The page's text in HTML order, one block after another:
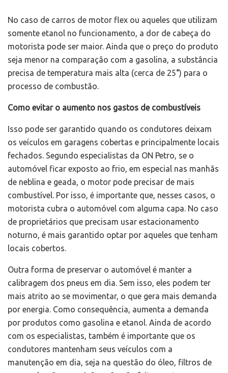
No caso de carros de motor flex ou aqueles que utilizam
somente etanol no funcionamento, a dor de cabeça do
motorista pode ser maior. Ainda que o preço do produto
seja menor na comparação com a gasolina, a substância
precisa de temperatura mais alta (cerca de 25°) para o
processo de combustão.
Como evitar o aumento nos gastos de combustíveis
Isso pode ser garantido quando os condutores deixam
os veículos em garagens cobertas e principalmente locais
fechados. Segundo especialistas da ON Petro, se o
automóvel ficar exposto ao frio, em especial nas manhãs
de neblina e geada, o motor pode precisar de mais
combustível. Por isso, é importante que, nesses casos, o
motorista cubra o automóvel com alguma capa. No caso
de proprietários que precisam usar estacionamento
noturno, é mais garantido optar por aqueles que tenham
locais cobertos.
Outra forma de preservar o automóvel é manter a
calibragem dos pneus em dia. Sem isso, eles podem ter
mais atrito ao se movimentar, o que gera mais demanda
por energia. Como consequência, aumenta a demanda
por produtos como gasolina e etanol. Ainda de acordo
com os especialistas, também é importante que os
condutores mantenham seus veículos com a
manutenção em dia, seja na questão do óleo, filtros de